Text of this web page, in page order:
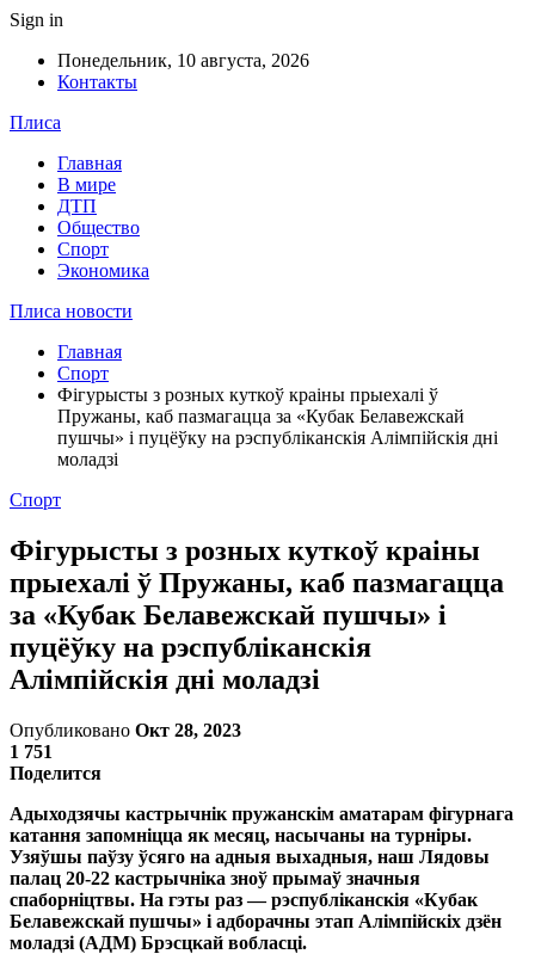
Sign in
Понедельник, 10 августа, 2026
Контакты
Плиса
Главная
В мире
ДТП
Общество
Спорт
Экономика
Плиса новости
Главная
Спорт
Фігурысты з розных куткоў краіны прыехалі ў
Пружаны, каб пазмагацца за «Кубак Белавежскай
пушчы» і пуцёўку на рэспубліканскія Алімпійскія дні
моладзі
Спорт
Фігурысты з розных куткоў краіны
прыехалі ў Пружаны, каб пазмагацца
за «Кубак Белавежскай пушчы» і
пуцёўку на рэспубліканскія
Алімпійскія дні моладзі
Опубликовано Окт 28, 2023
1 751
Поделится
Адыходзячы кастрычнік пружанскім аматарам фігурнага
катання запомніцца як месяц, насычаны на турніры.
Узяўшы паўзу ўсяго на адныя выхадныя, наш Лядовы
палац 20-22 кастрычніка зноў прымаў значныя
спаборніцтвы. На гэты раз — рэспубліканскія «Кубак
Белавежскай пушчы» і адборачны этап Алімпійскіх дзён
моладзі (АДМ) Брэсцкай вобласці.